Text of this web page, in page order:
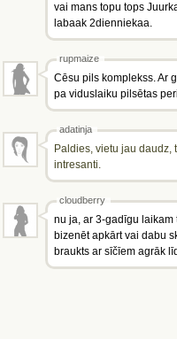
vai mans topu tops
labaak 2dienniekaa.
rupmaize
Cēsu pils komplekss. Ar
pa viduslaiku pilsētas
adatinja
Paldies, vietu jau daudz,
intresanti.
cloudberry
nu ja, ar 3-gadīgu laikam
bizenēt apkārt vai dabu
braukts ar sīčīem agrāk